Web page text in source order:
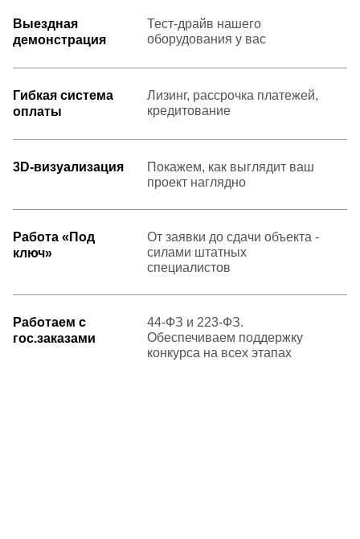
Выездная
демонстрация
Тест-драйв нашего
оборудования у вас
Гибкая система
оплаты
Лизинг, рассрочка платежей,
кредитование
3D-визуализация
Покажем, как выглядит ваш
проект наглядно
Работа «Под
ключ»
От заявки до сдачи объекта -
силами штатных
специалистов
Работаем с
гос.заказами
44-ФЗ и 223-ФЗ.
Обеспечиваем поддержку
конкурса на всех этапах